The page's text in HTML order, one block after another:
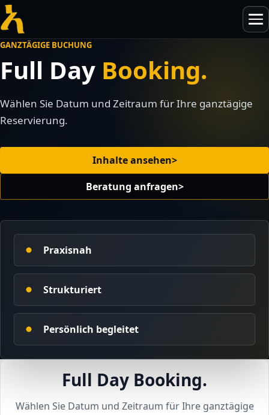
Skip
to
content
Menü
öffnen
AdA-Schein (AEVO)
Weiterbildung für Teamleitungen
Teamleitungen & Mehrteamstrukturen
Kontakt & Beratung
KI in der Weiterbildung
IHK-Prüfungsvorbereitung 2026
Microlearning richtig gemacht
Über uns
Unser Bildungsverständnis
Qualität & Entwicklung
GANZTÄGIGE BUCHUNG
Full Day Booking.
Wählen Sie Datum und Zeitraum für Ihre ganztägige
Reservierung.
Inhalte ansehen>
Beratung anfragen>
Praxisnah
Strukturiert
Persönlich begleitet
Full Day Booking.
Wählen Sie Datum und Zeitraum für Ihre ganztägige